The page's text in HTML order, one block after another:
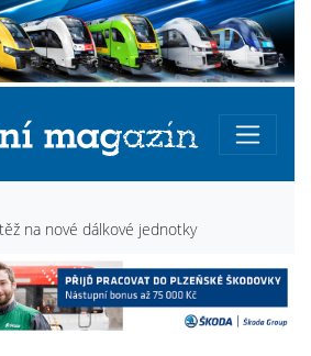
na nové dálkové jednotky